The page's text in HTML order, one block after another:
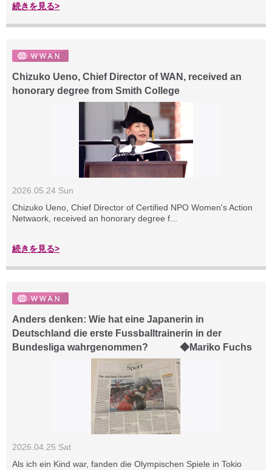
続きを見る>
Chizuko Ueno, Chief Director of WAN, received an
honorary degree from Smith College
2026.05.24 Sun
Chizuko Ueno, Chief Director of Certified NPO Women's Action
Netwaork, received an honorary degree f...
続きを見る>
Anders denken: Wie hat eine Japanerin in
Deutschland die erste Fussballtrainerin in der
Bundesliga wahrgenommen? ◆Mariko Fuchs
2026.04.25 Sat
Als ich ein Kind war, fanden die Olympischen Spiele in Tokio